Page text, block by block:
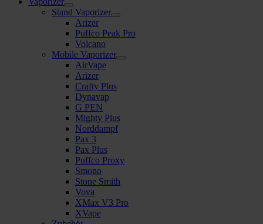
Stand Vaporizer
Arizer
Puffco Peak Pro
Volcano
Mobile Vaporizer
AirVape
Arizer
Crafty Plus
Dynavap
G PEN
Mighty Plus
Norddampf
Pax 3
Pax Plus
Puffco Proxy
Smono
Stone Smith
Vova
XMax V3 Pro
XVape